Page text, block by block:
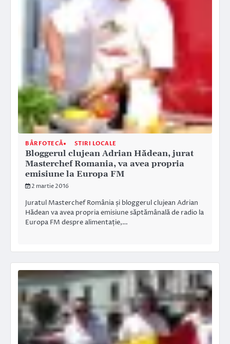
BÂRFOTECĂ STIRI LOCALE
Bloggerul clujean Adrian Hădean, jurat
Masterchef Romania, va avea propria
emisiune la Europa FM
2 martie 2016
Juratul Masterchef România și bloggerul clujean Adrian
Hădean va avea propria emisiune săptămânală de radio la
Europa FM despre alimentație,…